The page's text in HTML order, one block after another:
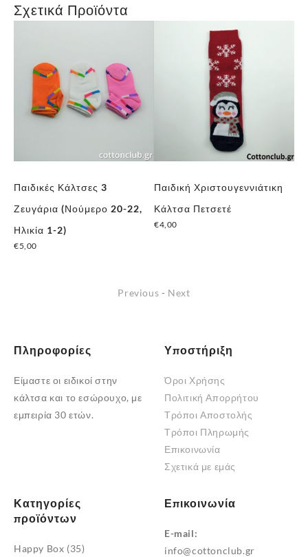
Σχετικά Προϊόντα
Παιδικές Κάλτσες 3
Ζευγάρια (Νούμερο 20-22,
Ηλικία 1-2)
€5,00
Παιδική Χριστουγεννιάτικη
Κάλτσα Πετσετέ
€4,00
Οι
μπορούν
να
επιλεγούν
στη
σελίδα
του
Previous - Next
Πληροφορίες
Είμαστε οι ειδικοί στην
κάλτσα και το εσώρουχο, με
εμπειρία 30 ετών.
Υποστήριξη
Όροι Χρήσης
Πολιτική Απορρήτου
Τρόποι Αποστολής
Τρόποι Πληρωμής
Επικοινωνία
Σχετικά με εμάς
Κατηγορίες
προϊόντων
Happy Box (35)
Επικοινωνία
E-mail:
info@cottonclub.gr